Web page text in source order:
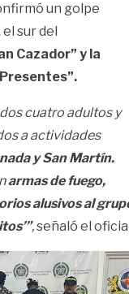
un golpe
sur del
Cazador” y la
cuatro adultos y
a actividades
y San Martín.
armas de fuego,
alusivos al
,señaló el